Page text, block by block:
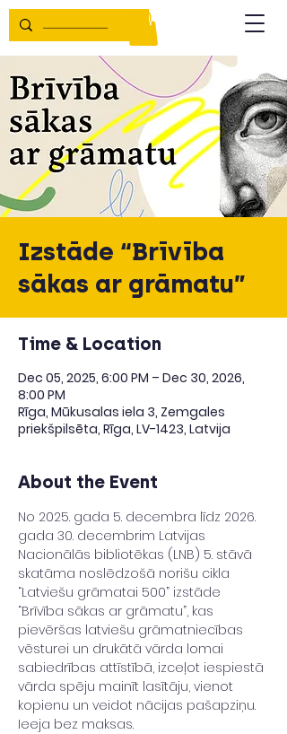
Izstāde “Brīvība
sākas ar grāmatu”
Time & Location
Dec 05, 2025, 6:00 PM – Dec 30, 2026,
8:00 PM
Rīga, Mūkusalas iela 3, Zemgales
priekšpilsēta, Rīga, LV-1423, Latvija
About the Event
No 2025. gada 5. decembra līdz 2026.
gada 30. decembrim Latvijas
Nacionālās bibliotēkas (LNB) 5. stāvā
skatāma noslēdzošā norišu cikla
“Latviešu grāmatai 500” izstāde
“Brīvība sākas ar grāmatu”, kas
pievēršas latviešu grāmatniecības
vēsturei un drukātā vārda lomai
sabiedrības attīstībā, izceļot iespiestā
vārda spēju mainīt lasītāju, vienot
kopienu un veidot nācijas pašapziņu.
Ieeja bez maksas.